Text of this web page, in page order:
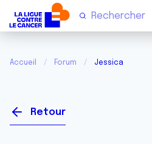
Accueil Forum Jessica
Retour